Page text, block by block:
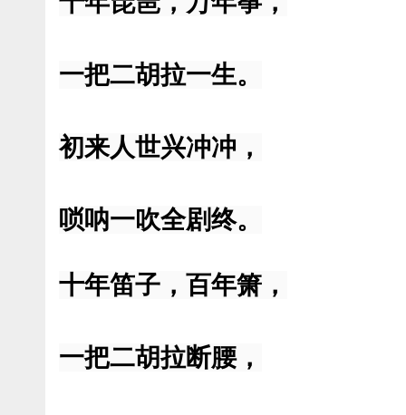
一把二胡拉一生。
初来人世兴冲冲，
唢呐一吹全剧终。
十年笛子，百年箫，
一把二胡拉断腰，